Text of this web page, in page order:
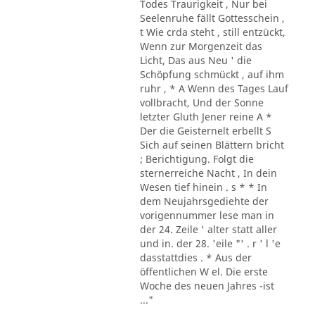
Todes Traurigkeit , Nur bei
Seelenruhe fällt Gottesschein ,
t Wie crda steht , still entzückt,
Wenn zur Morgenzeit das
Licht, Das aus Neu ' die
Schöpfung schmückt , auf ihm
ruhr , * A Wenn des Tages Lauf
vollbracht, Und der Sonne
letzter Gluth Jener reine A *
Der die Geisternelt erbellt S
Sich auf seinen Blättern bricht
; Berichtigung. Folgt die
sternerreiche Nacht , In dein
Wesen tief hinein . s * * In
dem Neujahrsgediehte der
vorigennummer lese man in
der 24. Zeile ' alter statt aller
und in. der 28. 'eile "' . r ' l 'e
dasstattdies . * Aus der
öffentlichen W el. Die erste
Woche des neuen Jahres -ist
..."